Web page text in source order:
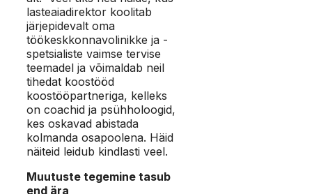
lasteaiadirektor koolitab
järjepidevalt oma
töökeskkonnavolinikke ja -
spetsialiste vaimse tervise
teemadel ja võimaldab neil
tihedat koostööd
koostööpartneriga, kelleks
on coachid ja psühholoogid,
kes oskavad abistada
kolmanda osapoolena. Häid
näiteid leidub kindlasti veel.
Muutuste tegemine tasub
end ära